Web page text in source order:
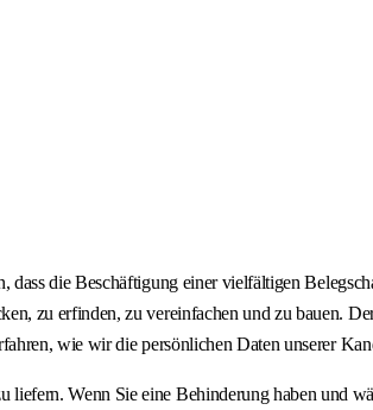
die Beschäftigung einer vielfältigen
zu erfinden, zu vereinfachen und zu bauen.
wie wir die persönlichen Daten unserer
Wenn Sie eine Behinderung haben und